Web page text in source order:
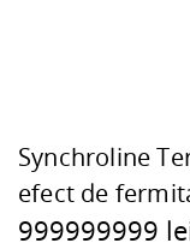
Synchroline
efect de
999999999